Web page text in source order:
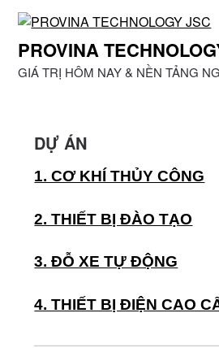
Skip
contentPROVINA
GIÁ TRỊ HÔM NAY & NỀN TẢNG
DỰ ÁN
1. CƠ KHÍ THỦY CÔNG
2. THIẾT BỊ ĐÀO TẠO
3. ĐỖ XE TỰ ĐỘNG
4. THIẾT BỊ ĐIỆN CAO